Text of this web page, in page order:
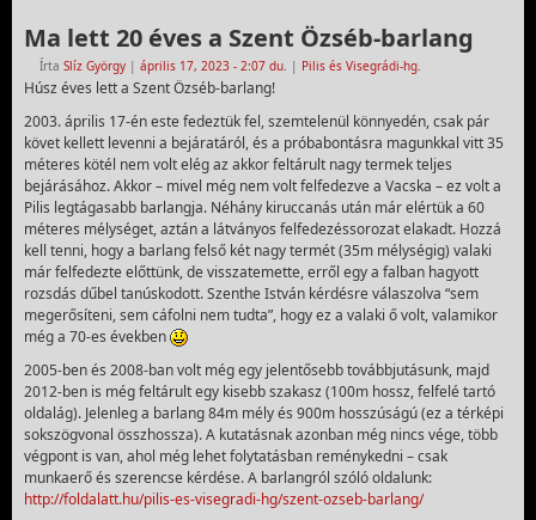
Ma lett 20 éves a Szent Özséb-barlang
Írta Slíz György | április 17, 2023 - 2:07 du. | Pilis és Visegrádi-hg.
Húsz éves lett a Szent Özséb-barlang!
2003. április 17-én este fedeztük fel, szemtelenül könnyedén, csak pár
követ kellett levenni a bejáratáról, és a próbabontásra magunkkal vitt 35
méteres kötél nem volt elég az akkor feltárult nagy termek teljes
bejárásához. Akkor – mivel még nem volt felfedezve a Vacska – ez volt a
Pilis legtágasabb barlangja. Néhány kiruccanás után már elértük a 60
méteres mélységet, aztán a látványos felfedezéssorozat elakadt. Hozzá
kell tenni, hogy a barlang felső két nagy termét (35m mélységig) valaki
már felfedezte előttünk, de visszatemette, erről egy a falban hagyott
rozsdás dűbel tanúskodott. Szenthe István kérdésre válaszolva “sem
megerősíteni, sem cáfolni nem tudta”, hogy ez a valaki ő volt, valamikor
még a 70-es években
2005-ben és 2008-ban volt még egy jelentősebb továbbjutásunk, majd
2012-ben is még feltárult egy kisebb szakasz (100m hossz, felfelé tartó
oldalág). Jelenleg a barlang 84m mély és 900m hosszúságú (ez a térképi
sokszögvonal összhossza). A kutatásnak azonban még nincs vége, több
végpont is van, ahol még lehet folytatásban reménykedni – csak
munkaerő és szerencse kérdése. A barlangról szóló oldalunk:
http://foldalatt.hu/pilis-es-visegradi-hg/szent-ozseb-barlang/